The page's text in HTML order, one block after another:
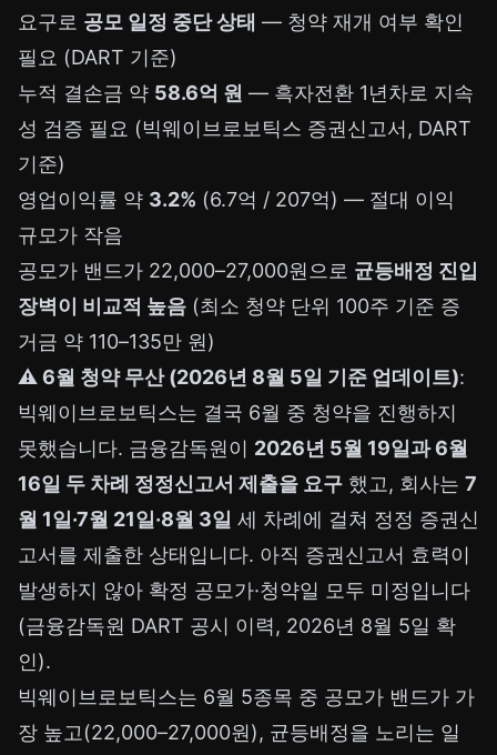
요구로 공모 일정 중단 상태 — 청약 재개 여부 확인
필요 (DART 기준)
누적 결손금 약 58.6억 원 — 흑자전환 1년차로 지속
성 검증 필요 (빅웨이브로보틱스 증권신고서, DART
기준)
영업이익률 약 3.2% (6.7억 / 207억) — 절대 이익
규모가 작음
공모가 밴드가 22,000–27,000원으로 균등배정 진입
장벽이 비교적 높음 (최소 청약 단위 100주 기준 증
거금 약 110–135만 원)
⚠️ 6월 청약 무산 (2026년 8월 5일 기준 업데이트):
빅웨이브로보틱스는 결국 6월 중 청약을 진행하지
못했습니다. 금융감독원이 2026년 5월 19일과 6월
16일 두 차례 정정신고서 제출을 요구 했고, 회사는 7
월 1일·7월 21일·8월 3일 세 차례에 걸쳐 정정 증권신
고서를 제출한 상태입니다. 아직 증권신고서 효력이
발생하지 않아 확정 공모가·청약일 모두 미정입니다
(금융감독원 DART 공시 이력, 2026년 8월 5일 확
인).
빅웨이브로보틱스는 6월 5종목 중 공모가 밴드가 가
장 높고(22,000–27,000원), 균등배정을 노리는 일